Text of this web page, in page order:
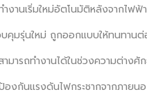
ำงานเริ่มใหม่อัตโนมัติหลังจากไ
คุมรุ่นใหม่ ถูกออกแบบให้ทนทาน
ามารถทำงานได้ในช่วงความต่าง
องกันแรงดันไฟกระชากจากภาย